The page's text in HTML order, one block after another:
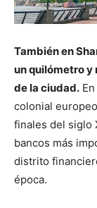
También en
un quilómetro y
de la ciudad.
colonial
finales del siglo
bancos más
distrito
época.